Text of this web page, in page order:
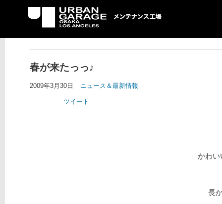
UG メンテナンス工場
春が来たっっ♪
2009年3月30日 ニュース＆最新情報
ツイート
かわい
長